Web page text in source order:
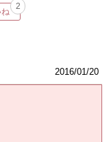
ね
2
2016/01/20